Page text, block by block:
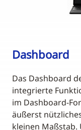
Dashboard
Das Dashboard
integrierte
im Dashboard-
äußerst
kleinen Maßstab.